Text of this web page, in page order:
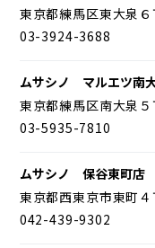
東京都練馬区東大泉６
03-3924-3688
ムサシノ マルエツ南
東京都練馬区南大泉
03-5935-7810
ムサシノ 保谷東町店
東京都西東京市東町４
042-439-9302